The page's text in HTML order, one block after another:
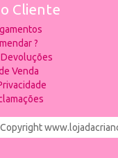
Cliente
?
Venda